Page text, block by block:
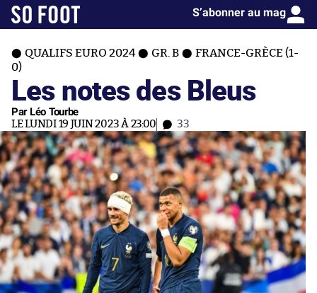
S’abonner au mag
QUALIFS EURO 2024 GR. B
FRANCE-GRÈCE (1-
0)
Les notes des Bleus
Par Léo Tourbe
LE LUNDI 19 JUIN 2023 À 23:00 33